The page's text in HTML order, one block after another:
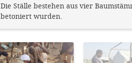
Die Ställe bestehen aus vier
betoniert wurden.